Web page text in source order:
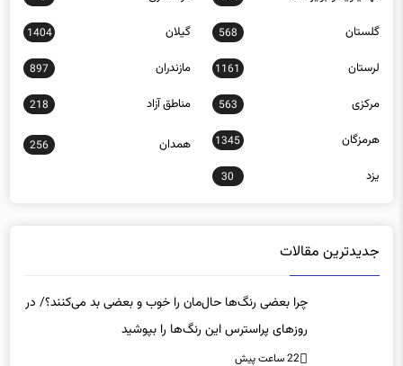
گلستان 568 گیلان 1404
لرستان 1161 مازندران 897
مرکزی 563 مناطق آزاد 218
هرمزگان 1345 همدان 256
یزد 30
جدیدترین مقالات
چرا بعضی رنگ‌ها حال‌مان را خوب و بعضی بد می‌کنند؟/ در
روزهای پراسترس این رنگ‌ها را بپوشید
22 ساعت پیش